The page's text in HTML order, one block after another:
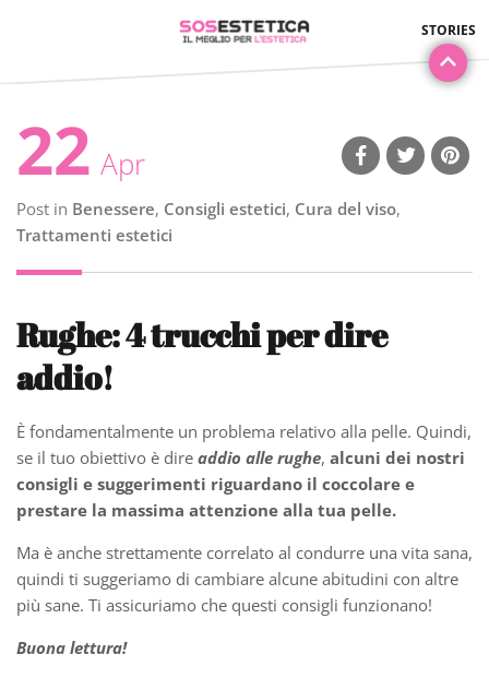
22 Apr
Post in Benessere, Consigli estetici, Cura del viso,
Trattamenti estetici
Rughe: 4 trucchi per dire
addio!
È fondamentalmente un problema relativo alla pelle. Quindi,
se il tuo obiettivo è dire addio alle rughe, alcuni dei nostri
consigli e suggerimenti riguardano il coccolare e
prestare la massima attenzione alla tua pelle.
Ma è anche strettamente correlato al condurre una vita sana,
quindi ti suggeriamo di cambiare alcune abitudini con altre
più sane. Ti assicuriamo che questi consigli funzionano!
Buona lettura!